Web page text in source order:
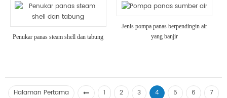
Penukar panas steam shell dan tabung
Jenis pompa panas berpendingin air
yang banjir
Halaman Pertama 1 2 3 4 5 6
7